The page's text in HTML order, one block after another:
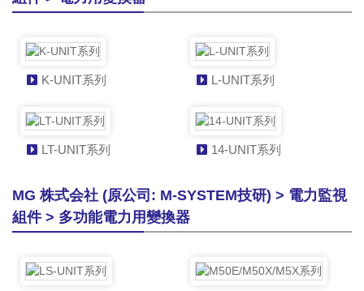
K-UNIT系列 L-UNIT系列
LT-UNIT系列 14-UNIT系列
MG 株式会社 (原公司: M-SYSTEM技研) > 電力監視
組件 > 多功能電力用變換器